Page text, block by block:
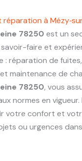
réparation à
78250 est un
faire et
: réparation de
maintenance de
78250, vous
normes en
votre confort et
ou urgences dans